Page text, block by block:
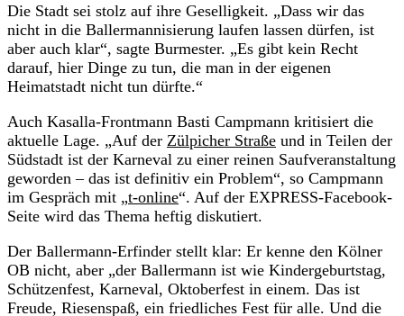
Die Stadt sei stolz auf ihre Geselligkeit. „Dass wir das
nicht in die Ballermannisierung laufen lassen dürfen, ist
aber auch klar“, sagte Burmester. „Es gibt kein Recht
darauf, hier Dinge zu tun, die man in der eigenen
Heimatstadt nicht tun dürfte.“
Auch Kasalla-Frontmann Basti Campmann kritisiert die
aktuelle Lage. „Auf der Zülpicher Straße und in Teilen der
Südstadt ist der Karneval zu einer reinen Saufveranstaltung
geworden – das ist definitiv ein Problem“, so Campmann
im Gespräch mit „t-online“. Auf der EXPRESS-Facebook-
Seite wird das Thema heftig diskutiert.
Der Ballermann-Erfinder stellt klar: Er kenne den Kölner
OB nicht, aber „der Ballermann ist wie Kindergeburtstag,
Schützenfest, Karneval, Oktoberfest in einem. Das ist
Freude, Riesenspaß, ein friedliches Fest für alle. Und die